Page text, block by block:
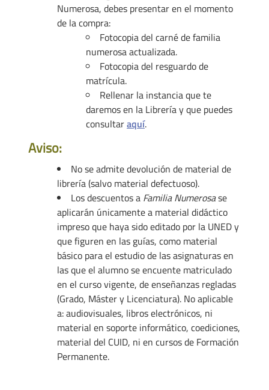
Numerosa, debes presentar en el momento
de la compra:
Fotocopia del carné de familia
numerosa actualizada.
Fotocopia del resguardo de
matrícula.
Rellenar la instancia que te
daremos en la Librería y que puedes
consultaraquí.
Aviso:
No se admite devolución de material de
librería (salvo material defectuoso).
Los descuentos a Familia Numerosase
aplicarán únicamente a material didáctico
impreso que haya sido editado por la UNED y
que figuren en las guías, como material
básico para el estudio de las asignaturas en
las que el alumno se encuente matriculado
en el curso vigente, de enseñanzas regladas
(Grado, Máster y Licenciatura). No aplicable
a: audiovisuales, libros electrónicos, ni
material en soporte informático, coediciones,
material del CUID, ni en cursos de Formación
Permanente.